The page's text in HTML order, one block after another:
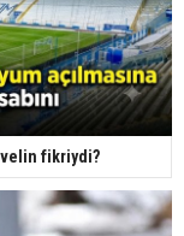
fikriydi?